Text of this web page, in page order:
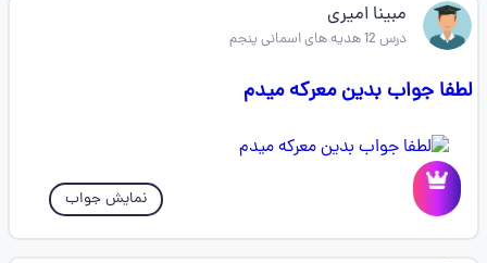
مبینا امیری
درس 12 هدیه های اسمانی پنجم
لطفا جواب بدین معرکه میدم
نمایش جواب